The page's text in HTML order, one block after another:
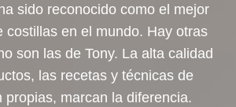
sido reconocido como el mejor
costillas en el mundo. Hay otras
son las de Tony. La alta calidad
las recetas y técnicas de
propias, marcan la diferencia.